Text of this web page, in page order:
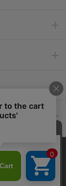
めにCookieを使用
意したものとみな